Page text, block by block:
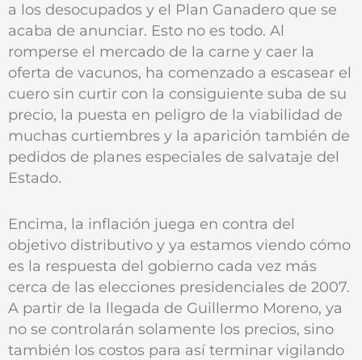
a los desocupados y el Plan Ganadero que se
acaba de anunciar. Esto no es todo. Al
romperse el mercado de la carne y caer la
oferta de vacunos, ha comenzado a escasear el
cuero sin curtir con la consiguiente suba de su
precio, la puesta en peligro de la viabilidad de
muchas curtiembres y la aparición también de
pedidos de planes especiales de salvataje del
Estado.
Encima, la inflación juega en contra del
objetivo distributivo y ya estamos viendo cómo
es la respuesta del gobierno cada vez más
cerca de las elecciones presidenciales de 2007.
A partir de la llegada de Guillermo Moreno, ya
no se controlarán solamente los precios, sino
también los costos para así terminar vigilando